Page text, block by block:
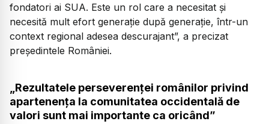
fondatori ai SUA. Este un rol care a necesitat și
necesită mult efort generație după generație, într-un
context regional adesea descurajant”, a precizat
președintele României.
„Rezultatele perseverenței românilor privind
apartenența la comunitatea occidentală de
valori sunt mai importante ca oricând”